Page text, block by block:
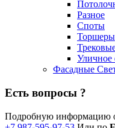
Разное
Споты
Торшеры
Уличное
Фасадные
Есть вопросы ?
Подробную информацию